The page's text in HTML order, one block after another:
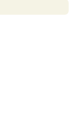
）
）
）
）
十四53）
二十一4）